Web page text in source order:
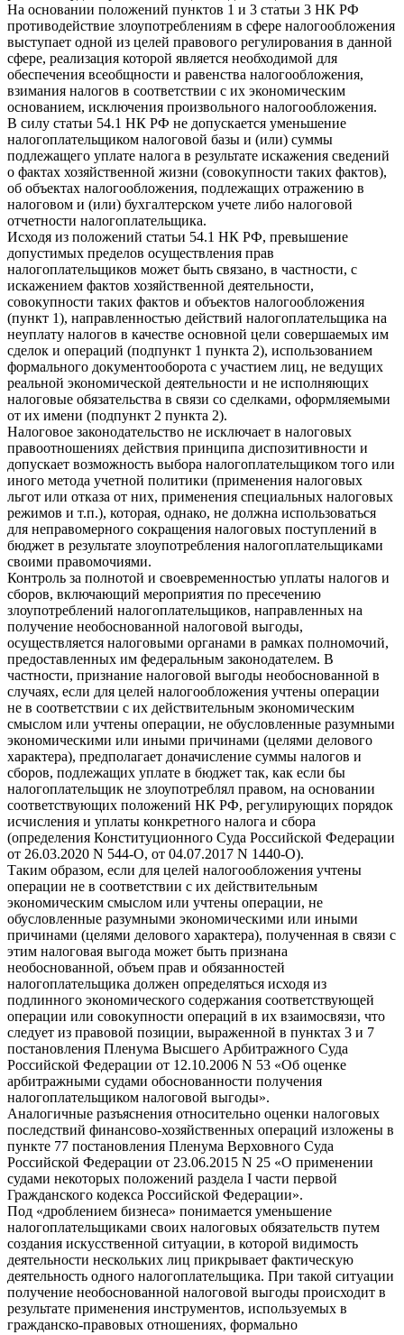
На основании положений пунктов 1 и 3 статьи 3 НК РФ
противодействие злоупотреблениям в сфере налогообложения
выступает одной из целей правового регулирования в данной
сфере, реализация которой является необходимой для
обеспечения всеобщности и равенства налогообложения,
взимания налогов в соответствии с их экономическим
основанием, исключения произвольного налогообложения.
В силу статьи 54.1 НК РФ не допускается уменьшение
налогоплательщиком налоговой базы и (или) суммы
подлежащего уплате налога в результате искажения сведений
о фактах хозяйственной жизни (совокупности таких фактов),
об объектах налогообложения, подлежащих отражению в
налоговом и (или) бухгалтерском учете либо налоговой
отчетности налогоплательщика.
Исходя из положений статьи 54.1 НК РФ, превышение
допустимых пределов осуществления прав
налогоплательщиков может быть связано, в частности, с
искажением фактов хозяйственной деятельности,
совокупности таких фактов и объектов налогообложения
(пункт 1), направленностью действий налогоплательщика на
неуплату налогов в качестве основной цели совершаемых им
сделок и операций (подпункт 1 пункта 2), использованием
формального документооборота с участием лиц, не ведущих
реальной экономической деятельности и не исполняющих
налоговые обязательства в связи со сделками, оформляемыми
от их имени (подпункт 2 пункта 2).
Налоговое законодательство не исключает в налоговых
правоотношениях действия принципа диспозитивности и
допускает возможность выбора налогоплательщиком того или
иного метода учетной политики (применения налоговых
льгот или отказа от них, применения специальных налоговых
режимов и т.п.), которая, однако, не должна использоваться
для неправомерного сокращения налоговых поступлений в
бюджет в результате злоупотребления налогоплательщиками
своими правомочиями.
Контроль за полнотой и своевременностью уплаты налогов и
сборов, включающий мероприятия по пресечению
злоупотреблений налогоплательщиков, направленных на
получение необоснованной налоговой выгоды,
осуществляется налоговыми органами в рамках полномочий,
предоставленных им федеральным законодателем. В
частности, признание налоговой выгоды необоснованной в
случаях, если для целей налогообложения учтены операции
не в соответствии с их действительным экономическим
смыслом или учтены операции, не обусловленные разумными
экономическими или иными причинами (целями делового
характера), предполагает доначисление суммы налогов и
сборов, подлежащих уплате в бюджет так, как если бы
налогоплательщик не злоупотреблял правом, на основании
соответствующих положений НК РФ, регулирующих порядок
исчисления и уплаты конкретного налога и сбора
(определения Конституционного Суда Российской Федерации
от 26.03.2020 N 544-О, от 04.07.2017 N 1440-О).
Таким образом, если для целей налогообложения учтены
операции не в соответствии с их действительным
экономическим смыслом или учтены операции, не
обусловленные разумными экономическими или иными
причинами (целями делового характера), полученная в связи с
этим налоговая выгода может быть признана
необоснованной, объем прав и обязанностей
налогоплательщика должен определяться исходя из
подлинного экономического содержания соответствующей
операции или совокупности операций в их взаимосвязи, что
следует из правовой позиции, выраженной в пунктах 3 и 7
постановления Пленума Высшего Арбитражного Суда
Российской Федерации от 12.10.2006 N 53 «Об оценке
арбитражными судами обоснованности получения
налогоплательщиком налоговой выгоды».
Аналогичные разъяснения относительно оценки налоговых
последствий финансово-хозяйственных операций изложены в
пункте 77 постановления Пленума Верховного Суда
Российской Федерации от 23.06.2015 N 25 «О применении
судами некоторых положений раздела I части первой
Гражданского кодекса Российской Федерации».
Под «дроблением бизнеса» понимается уменьшение
налогоплательщиками своих налоговых обязательств путем
создания искусственной ситуации, в которой видимость
деятельности нескольких лиц прикрывает фактическую
деятельность одного налогоплательщика. При такой ситуации
получение необоснованной налоговой выгоды происходит в
результате применения инструментов, используемых в
гражданско-правовых отношениях, формально